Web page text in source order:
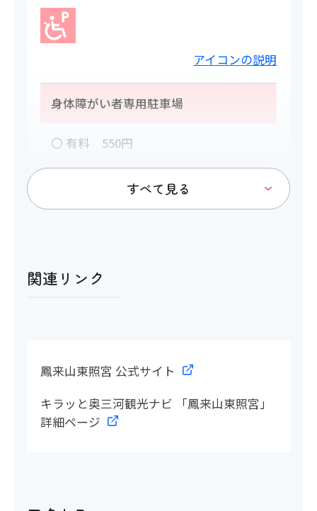
アイコンの説明
身体障がい者専用駐車場
〇 有料 550円
トイレ
〇
洋式トイレ
関連リンク
鳳来山東照宮 公式サイト
キラッと奥三河観光ナビ 「鳳来山東照宮」
詳細ページ